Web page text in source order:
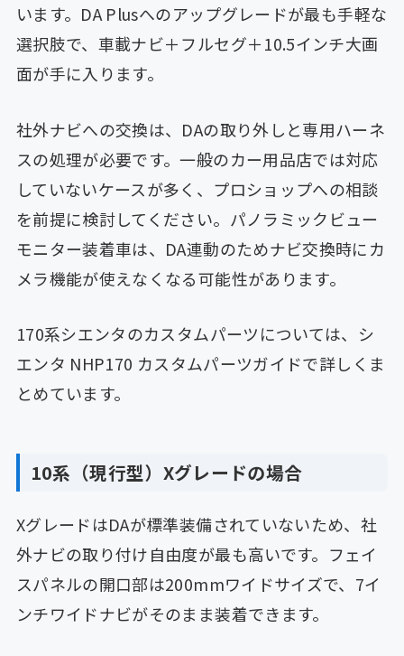
います。DA Plusへのアップグレードが最も手軽な
選択肢で、車載ナビ＋フルセグ＋10.5インチ大画
面が手に入ります。
社外ナビへの交換は、DAの取り外しと専用ハーネ
スの処理が必要です。一般のカー用品店では対応
していないケースが多く、プロショップへの相談
を前提に検討してください。パノラミックビュー
モニター装着車は、DA連動のためナビ交換時にカ
メラ機能が使えなくなる可能性があります。
170系シエンタのカスタムパーツについては、シ
エンタ NHP170 カスタムパーツガイドで詳しくま
とめています。
10系（現行型）Xグレードの場合
XグレードはDAが標準装備されていないため、社
外ナビの取り付け自由度が最も高いです。フェイ
スパネルの開口部は200mmワイドサイズで、7イ
ンチワイドナビがそのまま装着できます。